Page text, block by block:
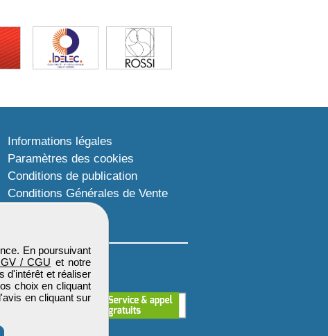
En poursuivant
/ CGU et notre
d'intérêt et réaliser
choix en cliquant
en cliquant sur
Informations légales
Paramètres des cookies
Conditions de publication
Conditions Générales de Vente